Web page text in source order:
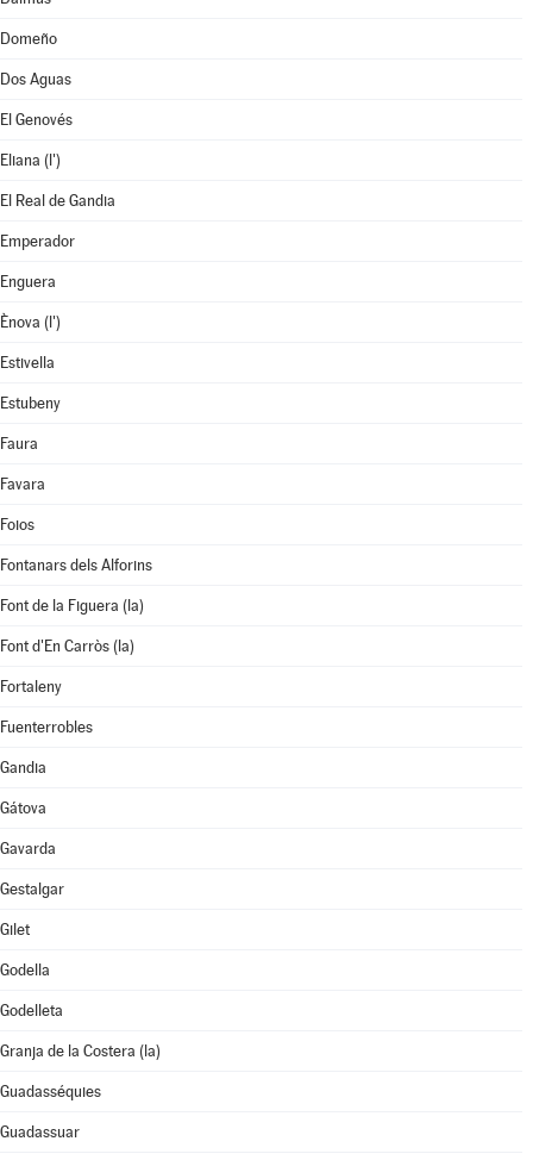
Domeño
Dos Aguas
El Genovés
Eliana (l')
El Real de Gandia
Emperador
Enguera
Ènova (l')
Estivella
Estubeny
Faura
Favara
Foios
Fontanars dels Alforins
Font de la Figuera (la)
Font d'En Carròs (la)
Fortaleny
Fuenterrobles
Gandia
Gátova
Gavarda
Gestalgar
Gilet
Godella
Godelleta
Granja de la Costera (la)
Guadasséquies
Guadassuar